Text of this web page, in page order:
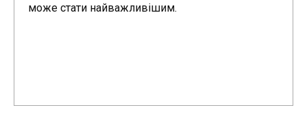
може стати найважливішим.